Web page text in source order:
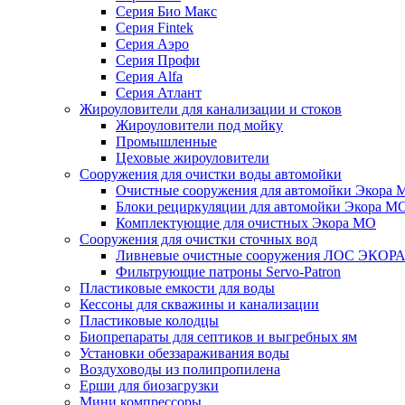
Серия Био Макс
Серия Fintek
Серия Аэро
Серия Профи
Серия Alfa
Серия Атлант
Жироуловители для канализации и стоков
Жироуловители под мойку
Промышленные
Цеховые жироуловители
Сооружения для очистки воды автомойки
Очистные сооружения для автомойки Экора
Блоки рециркуляции для автомойки Экора
Комплектующие для очистных Экора МО
Сооружения для очистки сточных вод
Ливневые очистные сооружения ЛОС ЭКОРА
Фильтрующие патроны Servo-Patron
Пластиковые емкости для воды
Кессоны для скважины и канализации
Пластиковые колодцы
Биопрепараты для септиков и выгребных ям
Установки обеззараживания воды
Воздуховоды из полипропилена
Ерши для биозагрузки
Мини компрессоры